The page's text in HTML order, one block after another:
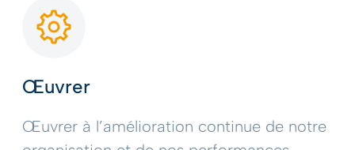
Œuvrer
Œuvrer à l’amélioration continue de notre